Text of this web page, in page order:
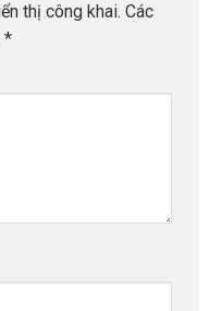
thị công khai. Các
*